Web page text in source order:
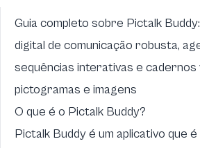
Guia completo sobre Pictalk
digital de comunicação robusta,
sequências interativas e cadernos
pictogramas e imagens
O que é o Pictalk Buddy?
Pictalk Buddyé um aplicativo que